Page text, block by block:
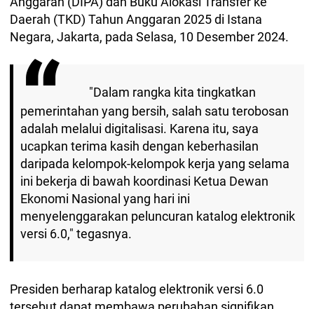
Daerah (TKD) Tahun Anggaran 2025 di Istana
Negara, Jakarta, pada Selasa, 10 Desember 2024.
"Dalam rangka kita tingkatkan
pemerintahan yang bersih, salah satu terobosan
adalah melalui digitalisasi. Karena itu, saya
ucapkan terima kasih dengan keberhasilan
daripada kelompok-kelompok kerja yang selama
ini bekerja di bawah koordinasi Ketua Dewan
Ekonomi Nasional yang hari ini
menyelenggarakan peluncuran katalog elektronik
versi 6.0," tegasnya.
Presiden berharap katalog elektronik versi 6.0